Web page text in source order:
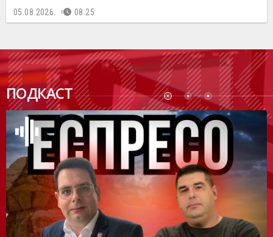
05.08.2026. 08:25
ПОДКАСТ
ПОДК
АСТ